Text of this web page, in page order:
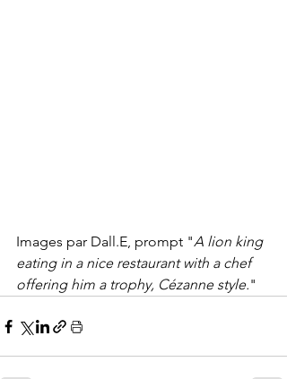
Images par Dall.E, prompt "A lion king
eating in a nice restaurant with a chef
offering him a trophy, Cézanne style."